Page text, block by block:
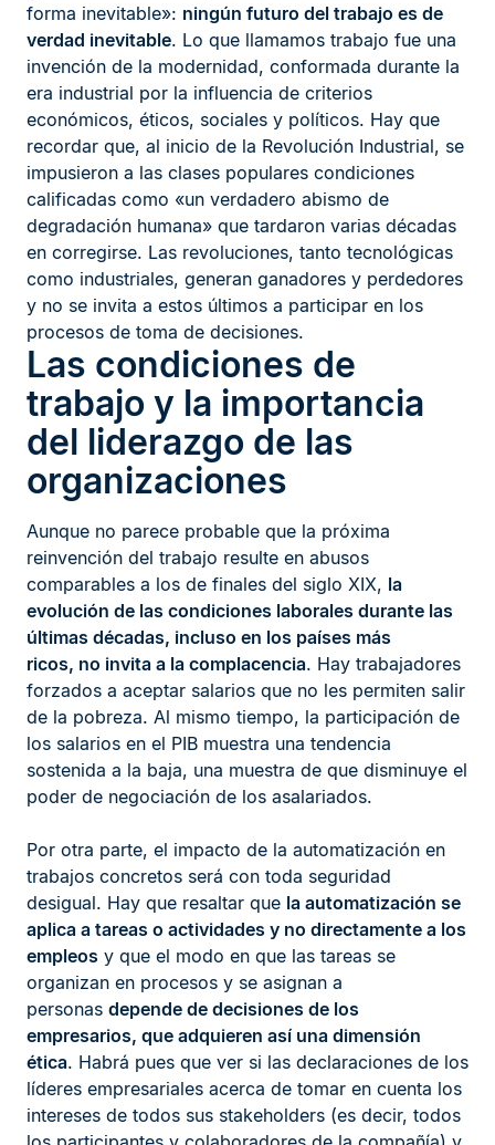
forma inevitable»: ningún futuro del trabajo es de
verdad inevitable. Lo que llamamos trabajo fue una
invención de la modernidad, conformada durante la
era industrial por la influencia de criterios
económicos, éticos, sociales y políticos. Hay que
recordar que, al inicio de la Revolución Industrial, se
impusieron a las clases populares condiciones
calificadas como «un verdadero abismo de
degradación humana» que tardaron varias décadas
en corregirse. Las revoluciones, tanto tecnológicas
como industriales, generan ganadores y perdedores
y no se invita a estos últimos a participar en los
procesos de toma de decisiones.
Las condiciones de
trabajo y la importancia
del liderazgo de las
organizaciones
Aunque no parece probable que la próxima
reinvención del trabajo resulte en abusos
comparables a los de finales del siglo XIX, la
evolución de las condiciones laborales durante las
últimas décadas, incluso en los países más
ricos, no invita a la complacencia. Hay trabajadores
forzados a aceptar salarios que no les permiten salir
de la pobreza. Al mismo tiempo, la participación de
los salarios en el PIB muestra una tendencia
sostenida a la baja, una muestra de que disminuye el
poder de negociación de los asalariados.
Por otra parte, el impacto de la automatización en
trabajos concretos será con toda seguridad
desigual. Hay que resaltar que la automatización se
aplica a tareas o actividades y no directamente a los
empleos y que el modo en que las tareas se
organizan en procesos y se asignan a
personas depende de decisiones de los
empresarios, que adquieren así una dimensión
ética. Habrá pues que ver si las declaraciones de los
líderes empresariales acerca de tomar en cuenta los
intereses de todos sus stakeholders (es decir, todos